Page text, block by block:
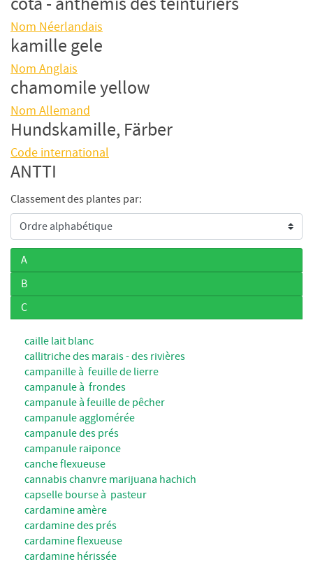
Classement des plantes par:
A
B
C
caille lait blanc
callitriche des marais - des rivières
campanille à feuille de lierre
campanule à frondes
campanule à feuille de pêcher
campanule agglomérée
campanule des prés
campanule raiponce
canche flexueuse
cannabis chanvre marijuana hachich
capselle bourse à pasteur
cardamine amère
cardamine des prés
cardamine flexueuse
cardamine hérissée
Nom Néerlandais
kamille gele
Nom Anglais
chamomile yellow
Nom Allemand
Hundskamille, Färber
Code international
ANTTI